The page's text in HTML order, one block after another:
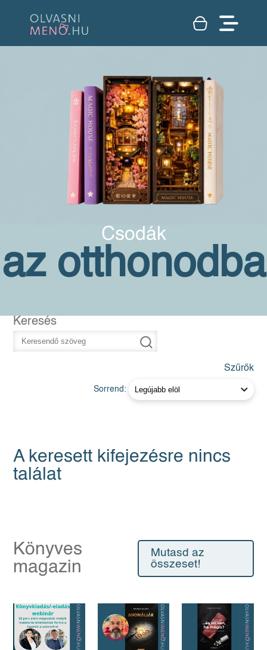
Csodák
az otthonodba
Keresés
Szűrők
Sorrend:
A keresett kifejezésre nincs
találat
Könyves
magazin
Mutasd az
összeset!